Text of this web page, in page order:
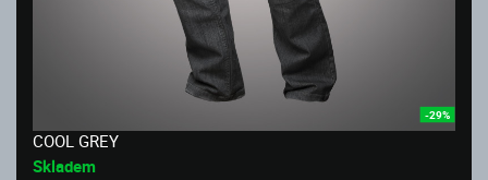
-29%
COOL GREY
Skladem